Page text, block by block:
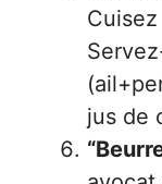
jus de